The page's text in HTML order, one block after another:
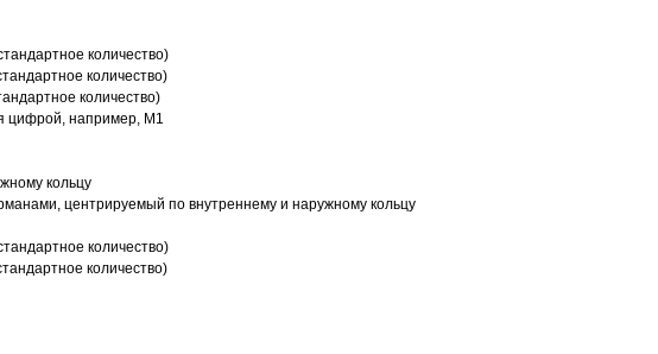
количество)
количество)
количество)
цифрой, например, M1
кольцу
центрируемый по внутреннему и наружному кольцу
количество)
количество)